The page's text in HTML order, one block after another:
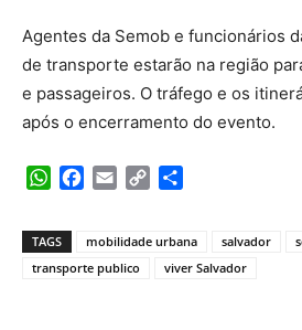
Agentes da Semob e funcionários
de transporte estarão na região
e passageiros. O tráfego e os
após o encerramento do evento.
WhatsApp
Facebook
Email Copy
TAGS mobilidade urbana salvador
transporte publico
viver Salvador